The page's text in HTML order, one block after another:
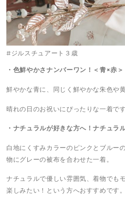
#ジルスチュアート３歳
・色鮮やかさナンバーワン！＜青×赤＞
鮮やかな青に、同じく鮮やかな朱色や
晴れの日のお祝いにぴったりな一着です
・ナチュラルが好きな方へ！ナチュラ
白地にくすみカラーのピンクとブルー
物にグレーの被布を合わせた一着。
ナチュラルで優しい雰囲気、着物でも
楽しみたい！という方へおすすめです。